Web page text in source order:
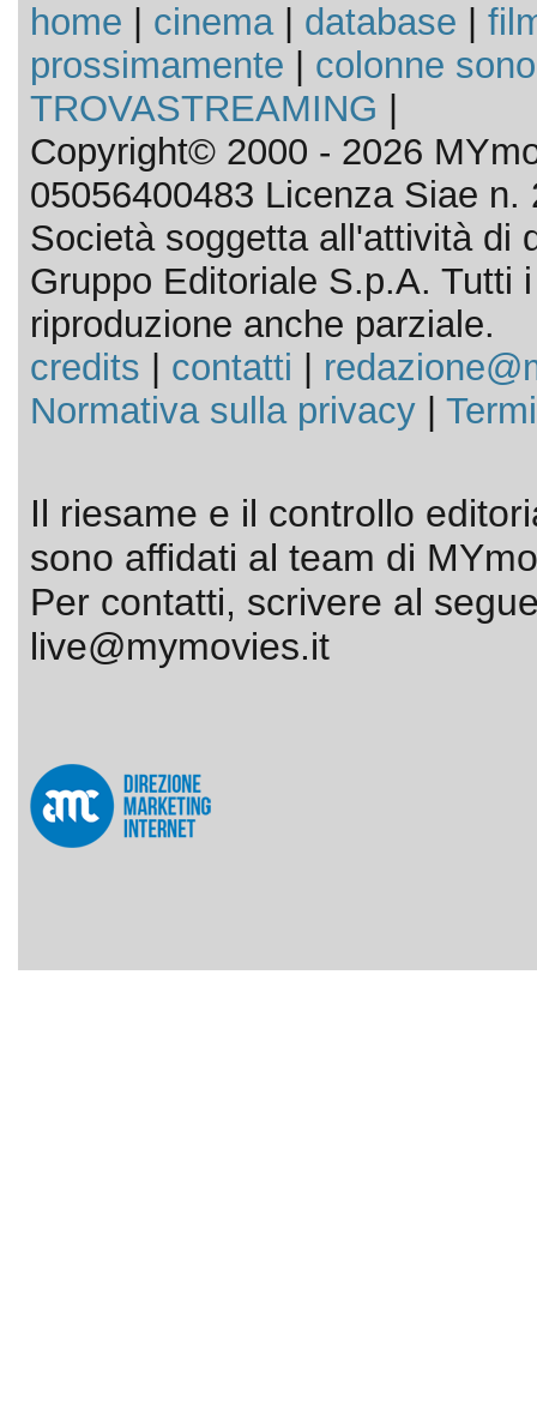
home cinema| database
prossimamente
colonne
TROVASTREAMING
Copyright© 2000 - 2026
05056400483 Licenza Siae n.
Società soggetta all'attività di
Gruppo Editoriale S.p.A. Tutti
riproduzione anche parziale.
credits
contatti
Normativa sulla privacy|
Il riesame e il controllo
sono affidati al team di
Per contatti, scrivere al
live@mymovies.it